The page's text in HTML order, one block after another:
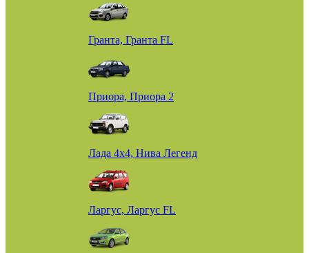
Гранта, Гранта FL
Приора, Приора 2
Лада 4х4, Нива Легенд
Ларгус, Ларгус FL